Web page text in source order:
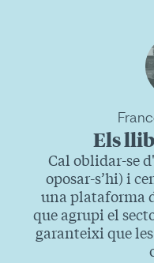
Els
Cal oblidar-se
oposar-s’hi) i
una plataforma
que agrupi el
garanteixi que